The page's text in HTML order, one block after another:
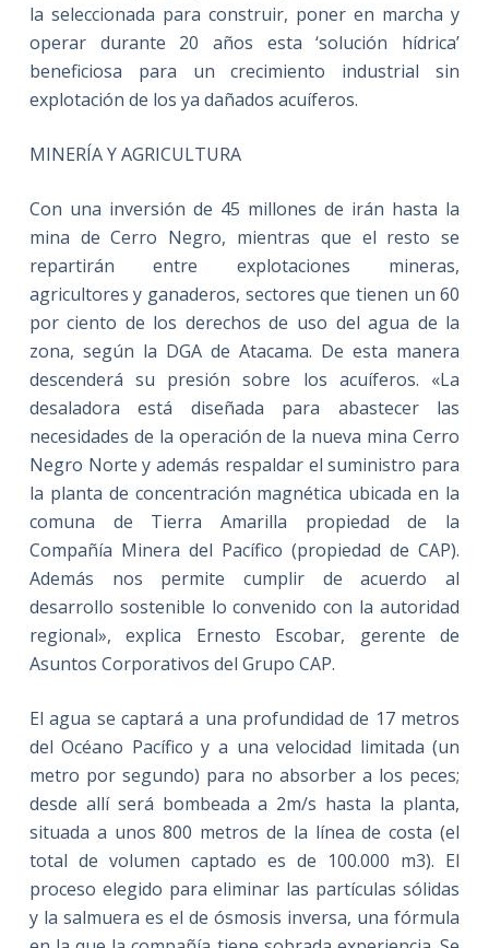
la seleccionada para construir, poner en marcha y
operar durante 20 años esta ‘solución hídrica’
beneficiosa para un crecimiento industrial sin
explotación de los ya dañados acuíferos.
MINERÍA Y AGRICULTURA
Con una inversión de 45 millones de irán hasta la
mina de Cerro Negro, mientras que el resto se
repartirán entre explotaciones mineras,
agricultores y ganaderos, sectores que tienen un 60
por ciento de los derechos de uso del agua de la
zona, según la DGA de Atacama. De esta manera
descenderá su presión sobre los acuíferos. «La
desaladora está diseñada para abastecer las
necesidades de la operación de la nueva mina Cerro
Negro Norte y además respaldar el suministro para
la planta de concentración magnética ubicada en la
comuna de Tierra Amarilla propiedad de la
Compañía Minera del Pacífico (propiedad de CAP).
Además nos permite cumplir de acuerdo al
desarrollo sostenible lo convenido con la autoridad
regional», explica Ernesto Escobar, gerente de
Asuntos Corporativos del Grupo CAP.
El agua se captará a una profundidad de 17 metros
del Océano Pacífico y a una velocidad limitada (un
metro por segundo) para no absorber a los peces;
desde allí será bombeada a 2m/s hasta la planta,
situada a unos 800 metros de la línea de costa (el
total de volumen captado es de 100.000 m3). El
proceso elegido para eliminar las partículas sólidas
y la salmuera es el de ósmosis inversa, una fórmula